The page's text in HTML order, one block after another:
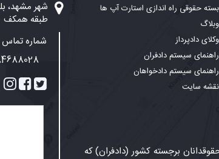
بسته حقوقی راه اندازی استارت آپ ها
وبلاگ
وکلای دادپرداز
راهنمای سیستم دادفران
راهنمای سیستم دادخواهان
نقشه سایت
برجسته کشور (دادفران) که
طبقه همکف
شماره تماس